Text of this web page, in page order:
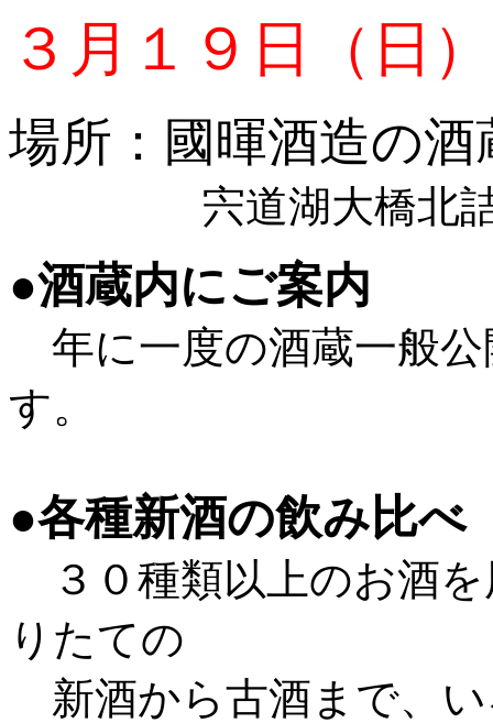
３月１９日（日
場所：國暉酒造の酒
宍道湖大橋北
●酒蔵内にご案内
年に一度の酒蔵一般
す。
●各種新酒の飲み比べ
３０種類以上のお酒
りたての
新酒から古酒まで、